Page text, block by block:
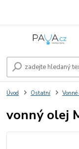
Úvod Ostatní Vonné
vonný olej